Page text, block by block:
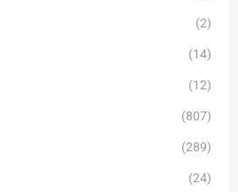
(2)
(14)
(12)
(807)
(289)
(24)